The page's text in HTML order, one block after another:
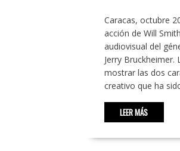
Caracas, octubre
acción de Will
audiovisual del
Jerry
mostrar las dos
creativo que ha
LEER MÁS